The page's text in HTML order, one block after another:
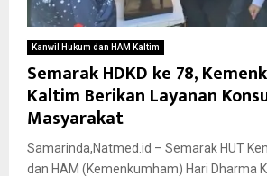
Kanwil Hukum dan HAM Kaltim
Semarak HDKD ke 78,
Kaltim Berikan Layanan
Masyarakat
Samarinda,Natmed.id – Semarak HUT
dan HAM (Kemenkumham) Hari Dharma